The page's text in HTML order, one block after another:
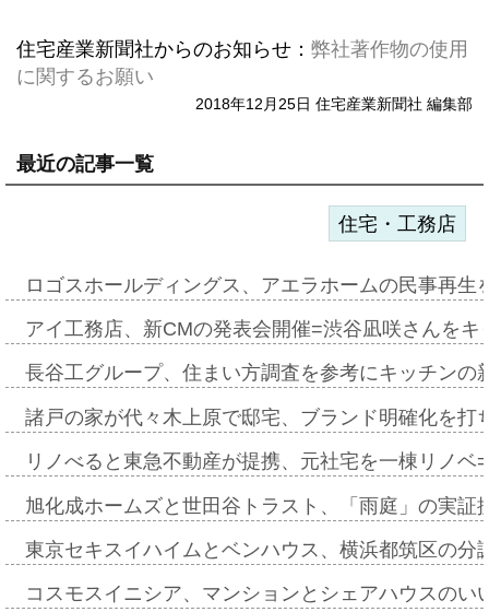
住宅産業新聞社からのお知らせ： 弊社著作物の使用
に関するお願い
2018年12月25日 住宅産業新聞社 編集部
最近の記事一覧
住宅・工務店
ロゴスホールディングス、アエラホームの民事再
アイ工務店、新CMの発表会開催=渋谷凪咲さんを
長谷工グループ、住まい方調査を参考にキッチン
諸戸の家が代々木上原で邸宅、ブランド明確化を
リノべると東急不動産が提携、元社宅を一棟リノ
旭化成ホームズと世田谷トラスト、「雨庭」の実
東京セキスイハイムとベンハウス、横浜都筑区の
コスモスイニシア、マンションとシェアハウスの